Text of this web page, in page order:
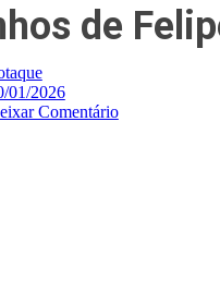
de
01/2026
Comentário